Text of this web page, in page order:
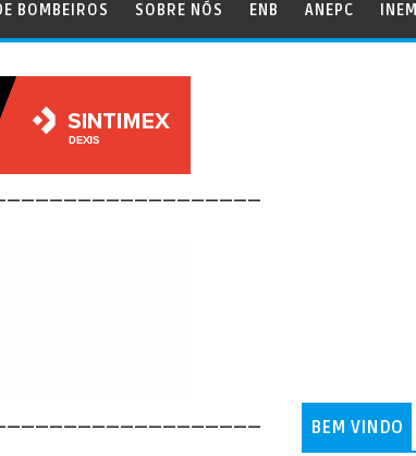
BOMBEIROS SOBRE NÓS ENB ANEPC INEM
BEM VINDO